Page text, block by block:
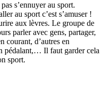
s’ennuyer au sport.
au sport c’est s’amuser !
aux lèvres. Le groupe de
parler avec gens, partager,
courant, d’autres en
pédalant,… Il faut garder cela
sport.